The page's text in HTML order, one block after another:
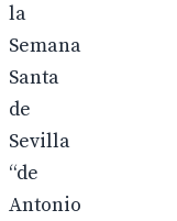
la
Semana
Santa
de
Sevilla
“de
Antonio